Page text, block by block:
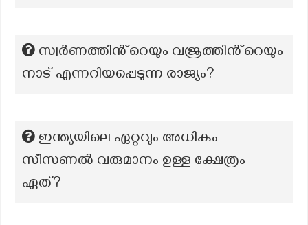
സ്വർണത്തിൻ്റെയും വജ്രത്തിൻ്റെയും
നാട് എന്നറിയപ്പെടുന്ന രാജ്യം?
ഇന്ത്യയിലെ ഏറ്റവും അധികം
സീസണൽ വരുമാനം ഉള്ള ക്ഷേത്രം
ഏത്?